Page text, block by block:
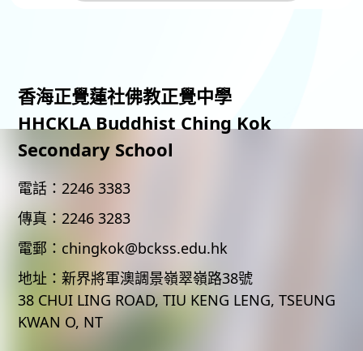
香海正覺蓮社佛教正覺中學
HHCKLA Buddhist Ching Kok
Secondary School
電話： 2246 3383
傳真： 2246 3283
電郵： chingkok@bckss.edu.hk
地址： 新界將軍澳調景嶺翠嶺路38號
38 CHUI LING ROAD, TIU KENG LENG, TSEUNG
KWAN O, NT